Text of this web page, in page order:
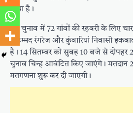
लिया है।
इस चुनाव में 72 गांवों की रहबरी के लिए
मोहम्मद रंगरेज और कुंवारियां निवासी
है। 14 सितम्बर को सुबह 10 बजे से दोपहर
चुनाव चिन्ह आवंटित किए जाएंगे। मतदान
मतगणना शुरू कर दी जाएगी।